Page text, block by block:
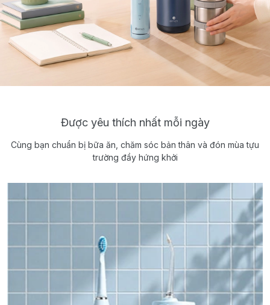
Được yêu thích nhất mỗi ngày
Cùng bạn chuẩn bị bữa ăn, chăm sóc bản thân và đón mùa tựu
trường đầy hứng khởi